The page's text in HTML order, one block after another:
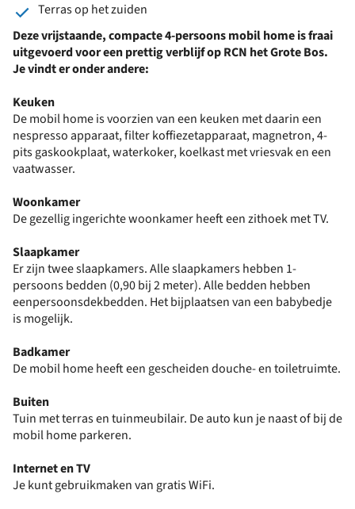
Terras op het zuiden
Deze vrijstaande, compacte 4-persoons mobil home is fraai
uitgevoerd voor een prettig verblijf op RCN het Grote Bos.
Je vindt er onder andere:
Keuken
De mobil home is voorzien van een keuken met daarin een
nespresso apparaat, filter koffiezetapparaat, magnetron, 4-
pits gaskookplaat, waterkoker, koelkast met vriesvak en een
vaatwasser.
Woonkamer
De gezellig ingerichte woonkamer heeft een zithoek met TV.
Slaapkamer
Er zijn twee slaapkamers. Alle slaapkamers hebben 1-
persoons bedden (0,90 bij 2 meter). Alle bedden hebben
eenpersoonsdekbedden. Het bijplaatsen van een babybedje
is mogelijk.
Badkamer
De mobil home heeft een gescheiden douche- en toiletruimte.
Buiten
Tuin met terras en tuinmeubilair. De auto kun je naast of bij de
mobil home parkeren.
Internet en TV
Je kunt gebruikmaken van gratis WiFi.